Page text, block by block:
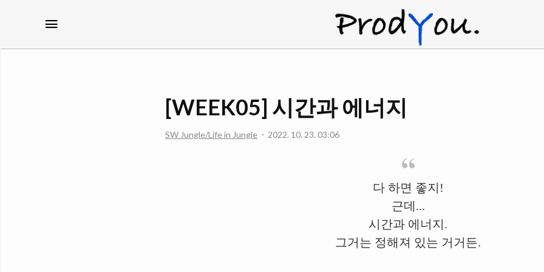
ProdYou
[WEEK05] 시간과 에너지
SW Jungle/Life in Jungle 2022. 10. 23. 03:06
다 하면 좋지!
근데...
시간과 에너지.
그거는 정해져 있는 거거든.